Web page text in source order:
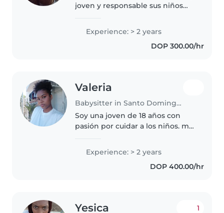
joven y responsable sus niños
Experience: > 2 years
DOP 300.00/hr
Valeria
Babysitter in Santo Domingo Este
Soy una joven de 18 años con
pasión por cuidar a los niños. me
paciente, bondadosa y
responsable. Puedo ayudar con
Experience: > 2 years
DOP 400.00/hr
Yesica 1